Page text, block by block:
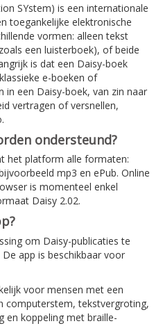
SYstem) is een internationale
toegankelijke elektronische
vormen: alleen tekst
een luisterboek), of beide
is dat een Daisy-boek
e-boeken of
in een Daisy-boek, van zin naar
vertragen of versnellen,
ondersteund?
het platform alle formaten:
mp3 en ePub. Online
is momenteel enkel
Daisy 2.02.
om Daisy-publicaties te
app is beschikbaar voor
voor mensen met een
computerstem, tekstvergroting,
en koppeling met braille-